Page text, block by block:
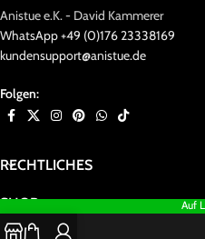
Auf
Anistue e.K. - David Kammerer
WhatsApp +49 (0)176 23338169
kundensupport@anistue.de
Folgen:
RECHTLICHES
SHOP